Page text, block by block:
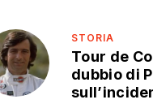
STORIA
Tour de
dubbio di